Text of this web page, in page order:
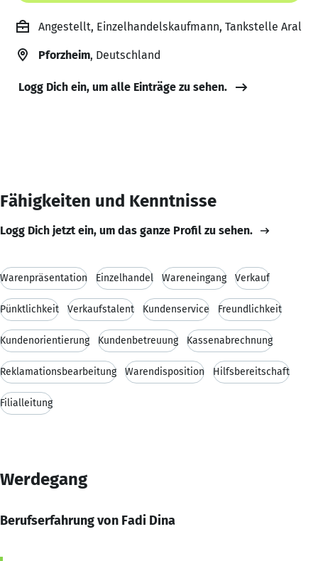
Angestellt, Einzelhandelskaufmann, Tankstelle Aral
Pforzheim, Deutschland
Logg Dich ein, um alle Einträge zu sehen.
Fähigkeiten und Kenntnisse
Logg Dich jetzt ein, um das ganze Profil zu sehen.
Warenpräsentation Einzelhandel Wareneingang Verkauf
Pünktlichkeit Verkaufstalent Kundenservice Freundlichkeit
Kundenorientierung Kundenbetreuung Kassenabrechnung
Reklamationsbearbeitung Warendisposition Hilfsbereitschaft
Filialleitung
Werdegang
Berufserfahrung von Fadi Dina